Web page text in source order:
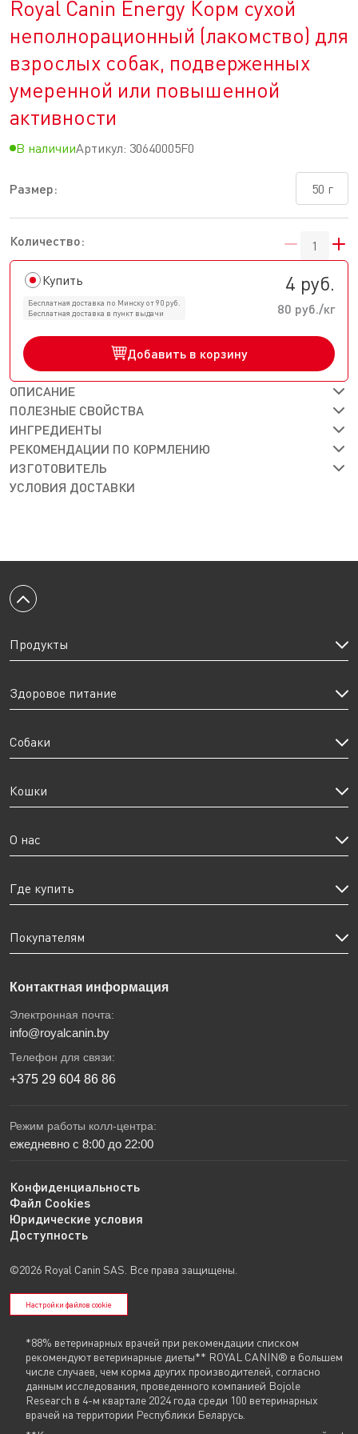
Royal Canin Energy Корм сухой
неполнорационный (лакомство) для
взрослых собак, подверженных
умеренной или повышенной
активности
В наличииАртикул: 30640005F0
Размер: 50 г
Количество:
Купить
Бесплатная доставка по Минску от 90 руб.
Бесплатная доставка в пункт выдачи
4 руб.
80 руб./кг
Добавить в корзину
ОПИСАНИЕ
ПОЛЕЗНЫЕ СВОЙСТВА
ИНГРЕДИЕНТЫ
РЕКОМЕНДАЦИИ ПО КОРМЛЕНИЮ
ИЗГОТОВИТЕЛЬ
УСЛОВИЯ ДОСТАВКИ
Вернуться к началу
Продукты
Здоровое питание
Собаки
Кошки
О нас
Где купить
Покупателям
Контактная информация
Электронная почта:
info@royalcanin.by
Телефон для связи:
+375 29 604 86 86
Режим работы колл-центра:
ежедневно с 8:00 до 22:00
Конфиденциальность
Файл Cookies
Юридические условия
Доступность
©2026 Royal Canin SAS. Все права защищены.
Настройки файлов cookie
*88% ветеринарных врачей при рекомендации списком
рекомендуют ветеринарные диеты** ROYAL CANIN® в большем
числе случаев, чем корма других производителей, согласно
данным исследования, проведенного компанией Bojole
Research в 4-м квартале 2024 года среди 100 ветеринарных
врачей на территории Республики Беларусь.